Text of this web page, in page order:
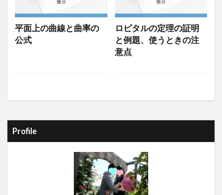
平面上の曲線と曲率の
公式
ロピタルの定理の証明
と例題、使うときの注
意点
Profile